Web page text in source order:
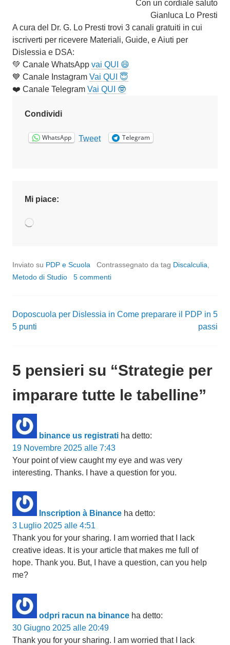
Con un cordiale saluto
Gianluca Lo Presti
A cura del Dr. G. Lo Presti trovi 3 canali gratuiti in cui
iscriverti per ricevere Materiali, Guide, e Aiuti per
Dislessia e DSA:
💚 Canale WhatsApp vai QUI 😄
💙 Canale Instagram Vai QUI 😇
❤️ Canale Telegram Vai QUI 🤓
Condividi
WhatsApp Tweet Telegram
Mi piace:
Caricamento
Inviato su PDP e Scuola Contrassegnato da tag Discalculia
Metodo di Studio
5 commenti
Navigazione
Doposcuola per Dislessia in
5 punti
Come preparare il PDP in 5
passi
5 pensieri su “Strategie per
imparare tutte le tabelline”
binance us registrati ha detto:
19 Novembre 2025 alle 7:43
Your point of view caught my eye and was very
interesting. Thanks. I have a question for you.
Inscription à Binance ha detto:
3 Luglio 2025 alle 4:51
Thank you for your sharing. I am worried that I lack
creative ideas. It is your article that makes me full of
hope. Thank you. But, I have a question, can you help
me?
odpri racun na binance ha detto:
30 Giugno 2025 alle 20:49
Thank you for your sharing. I am worried that I lack